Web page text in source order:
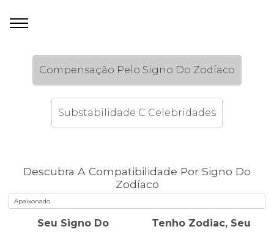
Compensação Pelo Signo Do Zodíaco
Substabilidade C Celebridades
Descubra A Compatibilidade Por Signo Do
Zodíaco
Seu Signo Do
Tenho Zodiac, Seu